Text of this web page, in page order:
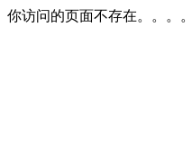
你访问的页面不存在。。。。